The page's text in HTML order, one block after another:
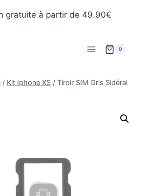
gratuite à partir de 49.90€
0
/ Kit Iphone XS / Tiroir SIM Gris Sidéral